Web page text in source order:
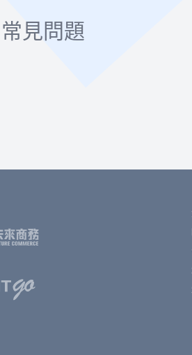
常見問題
入」按鈕。
的報名流程。
或只填寫一位代表人資料。若點選
認」按鈕。
」即完成報名。
送的報名完成通知信。
櫃匯款，部分銀行將向您收取手